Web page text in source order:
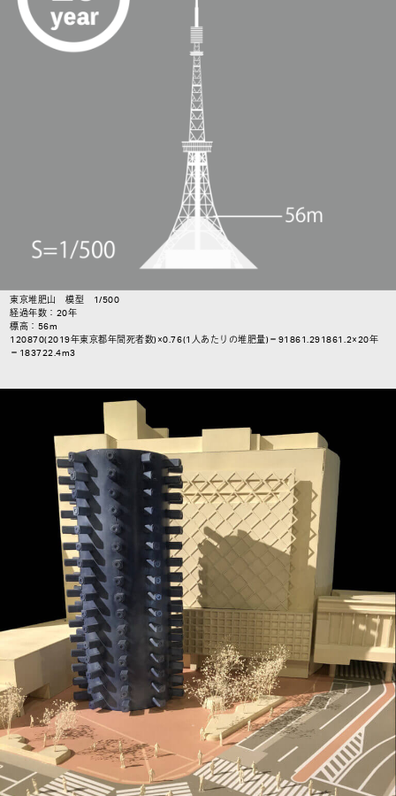
東京堆肥山 模型 1/500
経過年数：20年
標高：56m
120870(2019年東京都年間死者数)×0.76(1人あたりの堆肥量)＝91861.291861.2×20年
＝183722.4m3